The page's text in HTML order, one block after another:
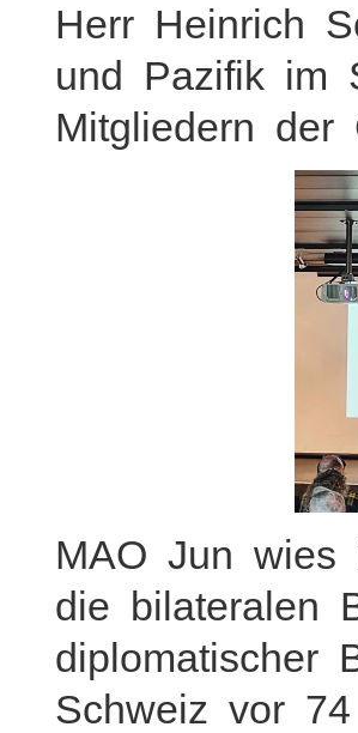
Herr Heinrich
und Pazifik im
Mitgliedern der
MAO Jun
die bilateralen
diplomatischer
Schweiz vor